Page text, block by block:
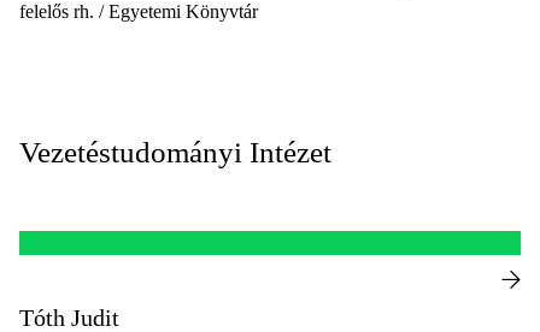
felelős rh. / Egyetemi Könyvtár
Vezetéstudományi Intézet
Tóth Judit